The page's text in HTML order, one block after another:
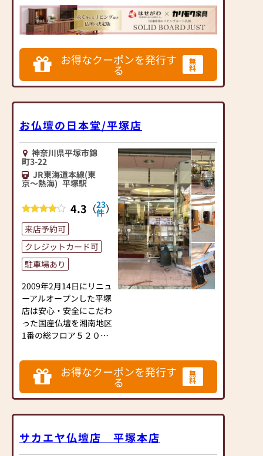
国内家具専門メーカー
と、モダンなインテリア
にマッチするお仏壇を展
開
◆◆ お陰様で創業94年
◆◆
国内130店舗以上のスケ
の信頼。創業以来、親
心がけ、年間約25,000基
のお仏壇、約3,000基の
お墓を納めています。
「お仏壇のはせがわ」で
話の場づくり）の形をご
提案しております。ご自
身、ご家族にあった供養
の形について、迷うこと
や、お困りのことなどご
ざいましたら、ぜひ、お
気軽にご相談ください。
店内にはお仏壇・お仏
具・お位牌・お線香・お
念珠等、豊富にご用意し
ております。1,000種類
らお客様に合ったお仏
壇・お仏具をご提案いた
します。
お仏壇のはせがわは、日
本を代表する家具メーカ
お得なクーポンを発行す
る
無
料
お仏壇の日本堂/平塚店
神奈川県平塚市錦
町3-22
JR東海道本線(東
京～熱海) 平塚駅
4.3 （23
件）
来店予約可
クレジットカード可
駐車場あり
2009年2月14日にリニュ
ーアルオープンした平塚
店は安心・安全にこだわ
った国産仏壇を湘南地区
1番の総フロア５２０㎡
ご覧いただけます。1
階、中2階はマンション
やフローリングのお部屋
などの現代のライフスタ
ります。2階には伝統的
なお仏壇や五重の塔や夢
お得なクーポンを発行す
る
無
料
サカエヤ仏壇店 平塚本店